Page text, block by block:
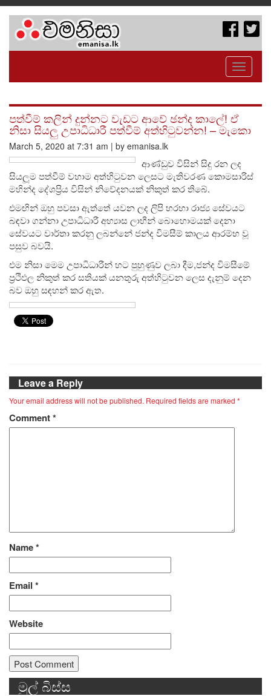
Toggle
පත්වීම් කලින් දුන්නට වැඩට ආවේ ඡන්ද කාලේ! ඒ
නිසා සියලු උපාධිධාරී පත්වීම් අත්හිටුවන්න! – මැකො
March 5, 2020 at 7:31 am | by emanisa.lk
ආණ්ඩුව විසින් සිදු රන ලද
සියලූම පත්වීම් වහාම අත්හිටුවන ලෙසට මැතිවරණ කොමසාරිස්
මහින්ද දේශප්‍රිය විසින් නිවේදනයක් නිකුත් කර තිබේ.
එමඟින් ඔහු පවසා ඇත්තේ යවන ලද ලිපි හරහා රාජ්‍ය සේවයට
බඳවා ගන්නා උපාධිධාරී අභ්‍යාස ලාභීන් බොහොමයක් දෙනා
සේවයට වාර්තා කරනු ලබන්නේ ජන්ද විමසීම් කාලය ආරම්භ වූ
පසුව බවයි.
එම නිසා මෙම උපාධිධාරීන් හට පුහුණුව ලබා දීම,ජන්ද විමසීමේ
ප්‍රථිඵල නිකුත් කර සතියක් යනතුරු අත්හිටුවන ලෙස දැනුම් දෙන
බව ඔහු සඳහන් කර ඇත.
Leave a Reply
Your email address will not be published. Required fields are marked *
Comment*
Name*
Email *
Website
Alternative:
මුල් බිස්ස